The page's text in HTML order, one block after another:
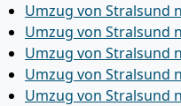
Umzug von Stralsund
Umzug von Stralsund
Umzug von Stralsund
Umzug von Stralsund
Umzug von Stralsund